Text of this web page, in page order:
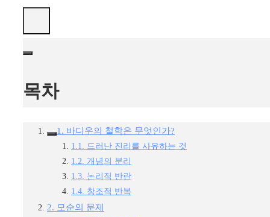
목차
1. 바디우의 철학은 무엇인가?
1.1. 드러난 진리를 사유하는 것
1.2. 개념의 분리
1.3. 논리적 반란
1.4. 창조적 반복
2. 모순의 문제